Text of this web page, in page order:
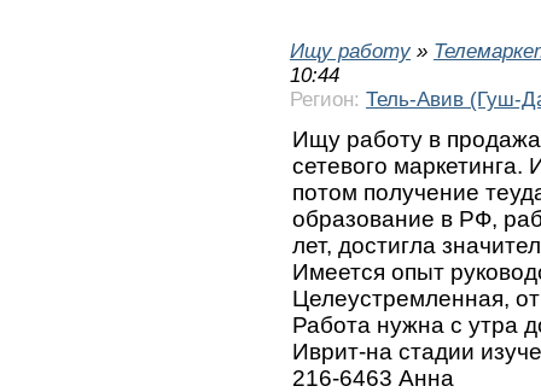
Ищу работу »
10:44
Регион: Тель-Авив (Гуш-
Ищу работу в
сетевого маркетинга.
потом получение
образование в РФ,
лет, достигла
Имеется опыт
Целеустремленная,
Работа нужна с утра
Иврит-на стадии
216-6463 Анна